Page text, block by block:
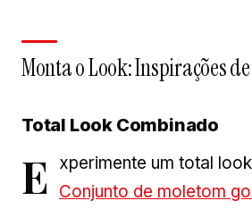
Monta o Look: Inspirações
Total Look Combinado
E
xperimente um total
Conjunto de moletom